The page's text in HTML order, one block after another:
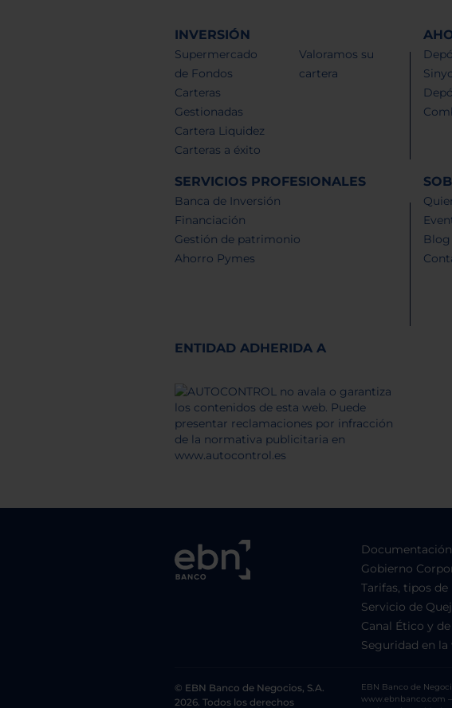
INVERSIÓN
Supermercado
de Fondos
Carteras
Gestionadas
Cartera Liquidez
Carteras a éxito
Valoramos su
cartera
SERVICIOS PROFESIONALES
Banca de Inversión
Financiación
Gestión de patrimonio
Ahorro Pymes
Blog
ENTIDAD ADHERIDA A
Gobierno
Tarifas, tipos
Servicio de
Canal Ético y
Seguridad en la
© EBN Banco de Negocios, S.A.
2026. Todos los derechos
EBN Banco de
www.ebnbanco.com –